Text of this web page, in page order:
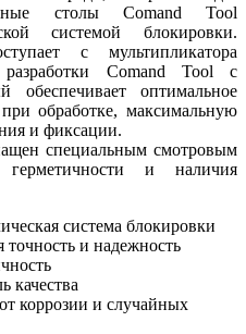
столы Comand Tool
системой блокировки.
с мультипликатора
разработки Comand Tool c
оптимальное
обработке, максимальную
и фиксации.
специальным смотровым
и наличия
система блокировки
точность и надежность
качества
коррозии и случайных